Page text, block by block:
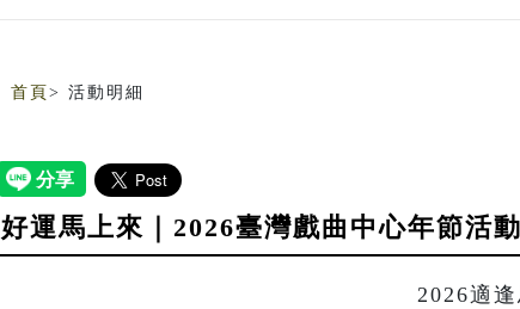
首頁 > 活動明細
好運馬上來｜2026臺灣戲曲中心年節活動
2026適